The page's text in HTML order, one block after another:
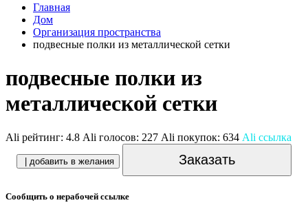
Главная
Дом
Организация пространства
подвесные полки из металлической сетки
подвесные полки из
металлической сетки
Ali рейтинг: 4.8 Ali голосов: 227 Ali покупок: 634 Ali ссылка
| добавить в желания Заказать
Сообщить о нерабочей ссылке